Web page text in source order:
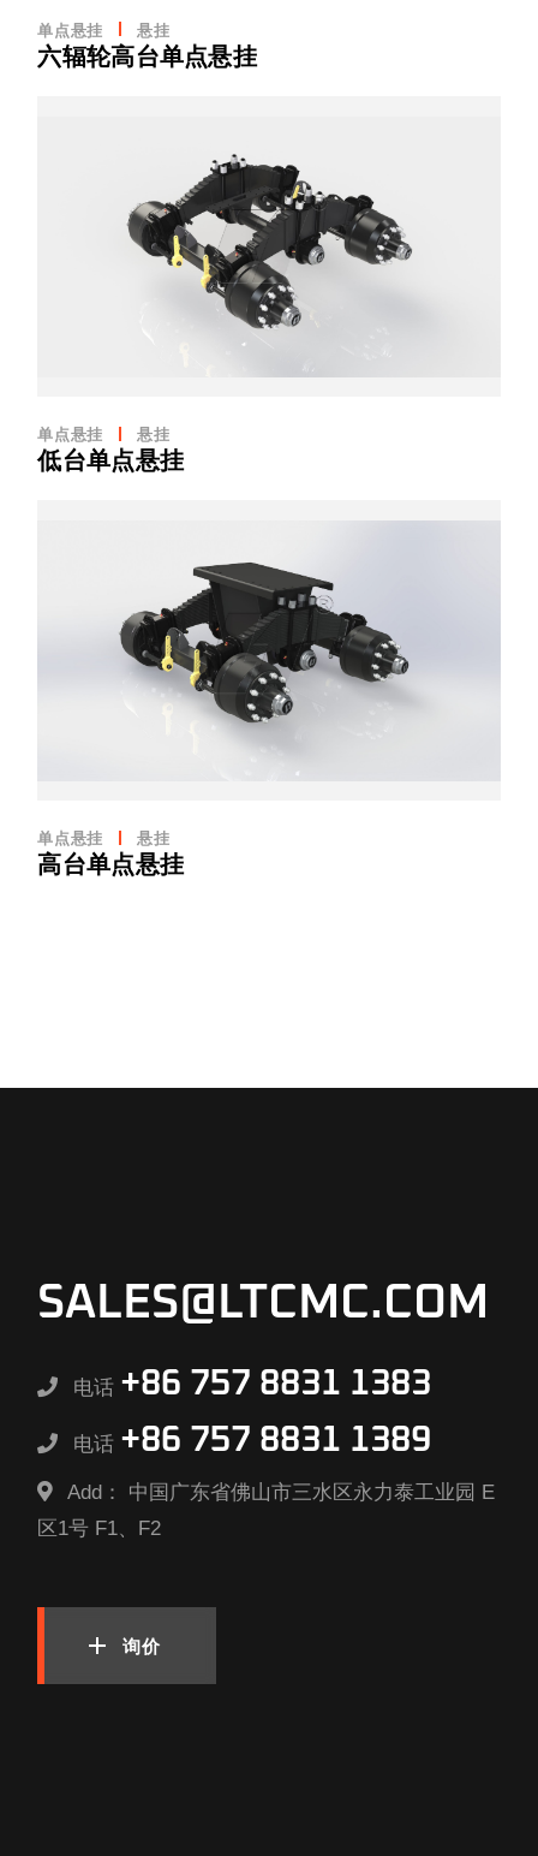
单点悬挂 悬挂
六辐轮高台单点悬挂
单点悬挂 悬挂
低台单点悬挂
单点悬挂 悬挂
高台单点悬挂
SALES@LTCMC.COM
电话 +86 757 8831 1383
电话 +86 757 8831 1389
Add： 中国广东省佛山市三水区永力泰工业园 E
区1号 F1、F2
询价